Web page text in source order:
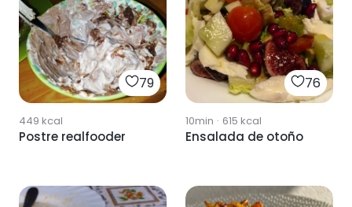
79
449 kcal
Postre realfooder
76
10min · 615 kcal
Ensalada de otoño